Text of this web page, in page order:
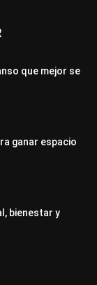
que mejor se
ganar espacio
bienestar y